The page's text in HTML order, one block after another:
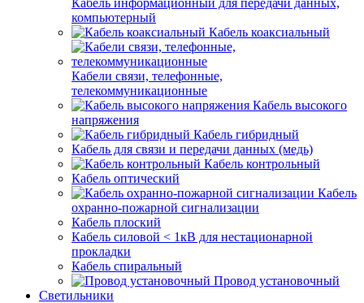
Кабель информационный для передачи данных,
компьютерный
Кабель коаксиальный
Кабели связи, телефонные,
телекоммуникационные
Кабель высокого
напряжения
Кабель гибридный
Кабель для связи и передачи данных (медь)
Кабель контрольный
Кабель оптический
Кабель
охранно-пожарной сигнализации
Кабель плоский
Кабель силовой < 1кВ для нестационарной
прокладки
Кабель спиральный
Провод установочный
Светильники